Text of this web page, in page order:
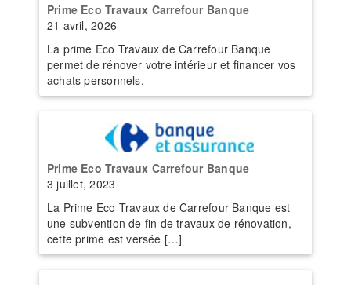
Prime Eco Travaux Carrefour Banque
21 avril, 2026
La prime Eco Travaux de Carrefour Banque
permet de rénover votre intérieur et financer vos
achats personnels.
Prime Eco Travaux Carrefour Banque
3 juillet, 2023
La Prime Eco Travaux de Carrefour Banque est
une subvention de fin de travaux de rénovation,
cette prime est versée […]